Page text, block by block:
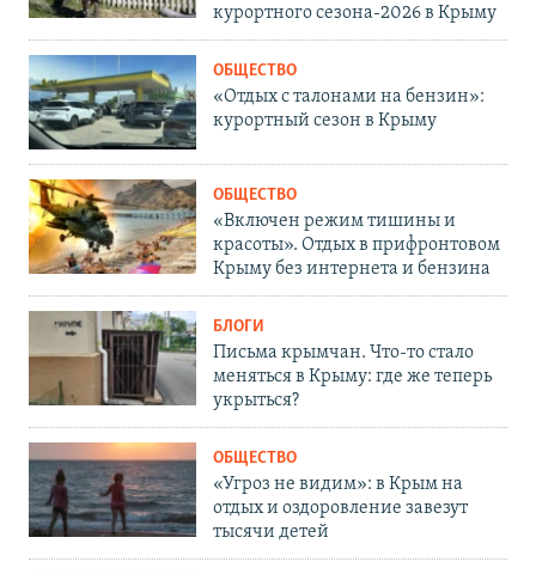
курортного сезона-2026 в Крыму
ОБЩЕСТВО
«Отдых с талонами на бензин»:
курортный сезон в Крыму
ОБЩЕСТВО
«Включен режим тишины и
красоты». Отдых в прифронтовом
Крыму без интернета и бензина
БЛОГИ
Письма крымчан. Что-то стало
меняться в Крыму: где же теперь
укрыться?
ОБЩЕСТВО
«Угроз не видим»: в Крым на
отдых и оздоровление завезут
тысячи детей